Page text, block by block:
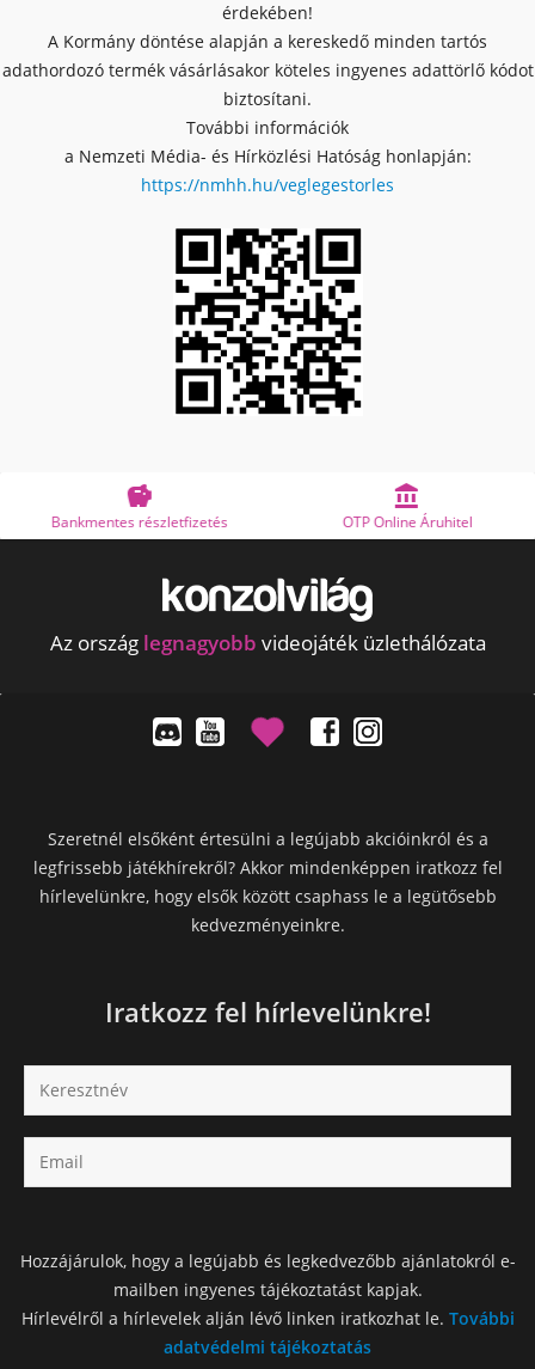
érdekében!
A Kormány döntése alapján a kereskedő minden tartós
adathordozó termék vásárlásakor köteles ingyenes adattörlő kódot
biztosítani.
További információk
a Nemzeti Média- és Hírközlési Hatóság honlapján:
https://nmhh.hu/veglegestorles

Bankmentes részletfizetés

OTP Online Áruhitel
Az ország legnagyobb videojáték üzlethálózata
Szeretnél elsőként értesülni a legújabb akcióinkról és a
legfrissebb játékhírekről? Akkor mindenképpen iratkozz fel
hírlevelünkre, hogy elsők között csaphass le a legütősebb
kedvezményeinkre.
Iratkozz fel hírlevelünkre!
Hozzájárulok, hogy a legújabb és legkedvezőbb ajánlatokról e-
mailben ingyenes tájékoztatást kapjak.
Hírlevélről a hírlevelek alján lévő linken iratkozhat le. További
adatvédelmi tájékoztatás